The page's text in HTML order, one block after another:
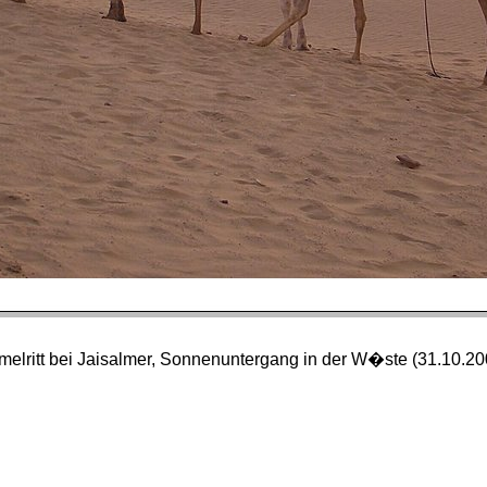
bei Jaisalmer, Sonnenuntergang in der W�ste